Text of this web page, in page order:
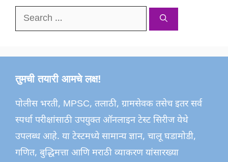
Search
for:
तुमची तयारी आमचे लक्ष!
पोलीस भरती, MPSC, तलाठी, ग्रामसेवक तसेच इतर सर्व
स्पर्धा परीक्षांसाठी उपयुक्त ऑनलाइन टेस्ट सिरीज येथे
उपलब्ध आहे. या टेस्टमध्ये सामान्य ज्ञान, चालू घडामोडी,
गणित, बुद्धिमत्ता आणि मराठी व्याकरण यांसारख्या